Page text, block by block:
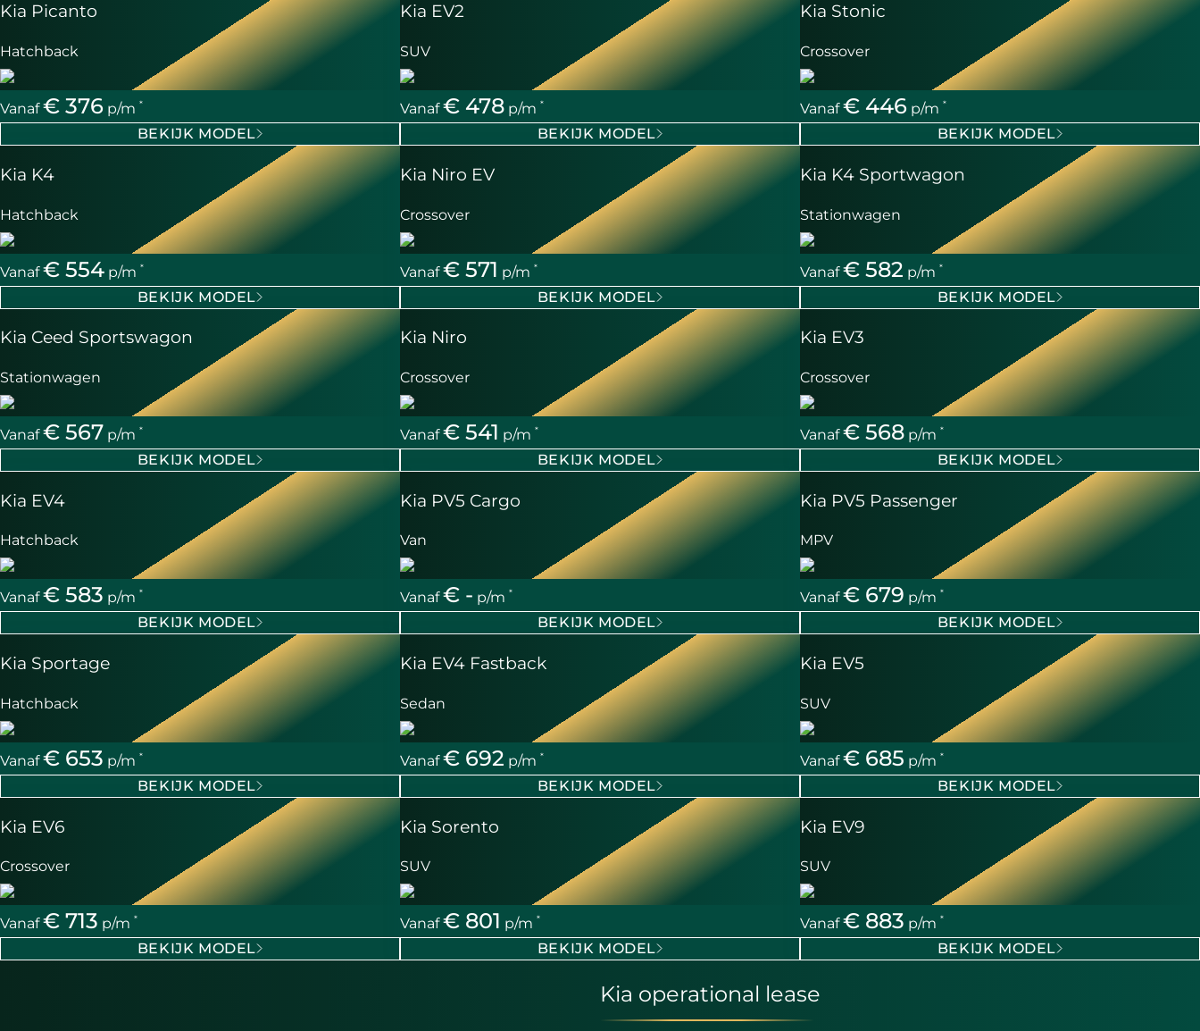
Kia Picanto
Hatchback
Vanaf€ 376 p/m *
BEKIJK MODEL
Kia EV2
SUV
Vanaf€ 478 p/m *
BEKIJK MODEL
Kia Stonic
Crossover
Vanaf€ 446 p/m *
BEKIJK MODEL
Kia K4
Hatchback
Vanaf€ 554 p/m *
BEKIJK MODEL
Kia Niro EV
Crossover
Vanaf€ 571 p/m *
BEKIJK MODEL
Kia K4 Sportwagon
Stationwagen
Vanaf€ 582 p/m *
BEKIJK MODEL
Kia Ceed Sportswagon
Stationwagen
Vanaf€ 567 p/m *
BEKIJK MODEL
Kia Niro
Crossover
Vanaf€ 541 p/m *
BEKIJK MODEL
Kia EV3
Crossover
Vanaf€ 568 p/m *
BEKIJK MODEL
Kia EV4
Hatchback
Vanaf€ 583 p/m *
BEKIJK MODEL
Kia PV5 Cargo
Van
Vanaf€ - p/m *
BEKIJK MODEL
Kia PV5 Passenger
MPV
Vanaf€ 679 p/m *
BEKIJK MODEL
Kia Sportage
Hatchback
Vanaf€ 653 p/m *
BEKIJK MODEL
Kia EV4 Fastback
Sedan
Vanaf€ 692 p/m *
BEKIJK MODEL
Kia EV5
SUV
Vanaf€ 685 p/m *
BEKIJK MODEL
Kia EV6
Crossover
Vanaf€ 713 p/m *
BEKIJK MODEL
Kia Sorento
SUV
Vanaf€ 801 p/m *
BEKIJK MODEL
Kia EV9
SUV
Vanaf€ 883 p/m *
BEKIJK MODEL
Kia operational lease